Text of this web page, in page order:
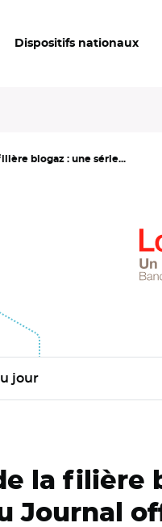
Dispositifs nationaux
biogaz : une série...
jour
la filière
Journal